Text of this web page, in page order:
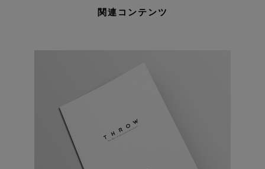
関連コンテンツ